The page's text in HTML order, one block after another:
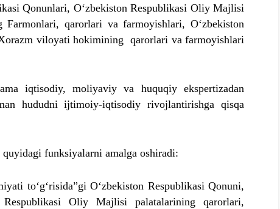
Qonunlari, O‘zbekiston Respublikasi Oliy Majlisi
Farmonlari, qarorlari va farmoyishlari, O‘zbekiston
viloyati hokimining qarorlari va farmoyishlari
iqtisodiy, moliyaviy va huquqiy ekspertizadan
hududni ijtimoiy-iqtisodiy rivojlantirishga qisqa
funksiyalarni amalga oshiradi:
to‘g‘risida”gi O‘zbekiston Respublikasi Qonuni,
Respublikasi Oliy Majlisi palatalarining qarorlari,